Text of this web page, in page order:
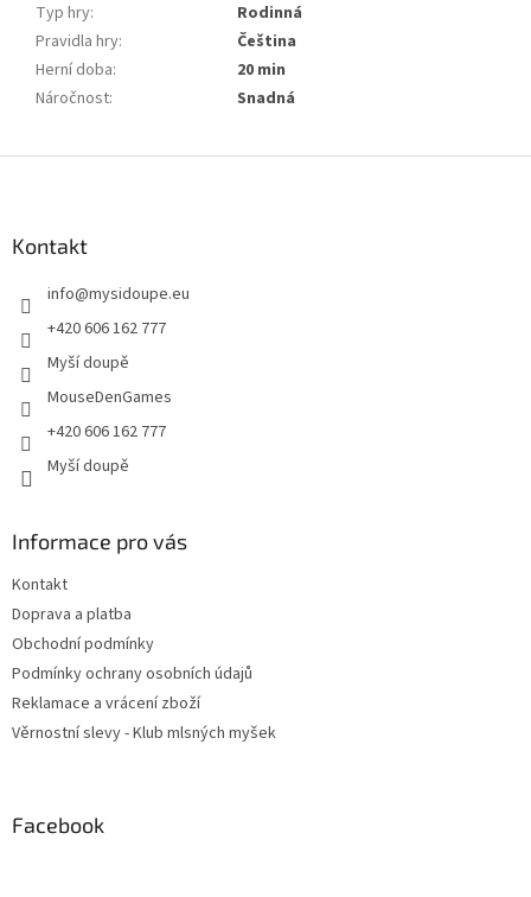
Typ hry:
Rodinná
Pravidla hry:
Čeština
Herní doba:
20 min
Náročnost: Snadná
Kontakt
info@mysidoupe.eu
+420 606 162 777
Myší doupě
MouseDenGames
+420 606 162 777
Myší doupě
Informace pro vás
Kontakt
Doprava a platba
Obchodní podmínky
Podmínky ochrany osobních údajů
Reklamace a vrácení zboží
Věrnostní slevy - Klub mlsných myšek
Facebook